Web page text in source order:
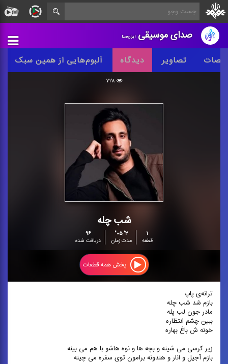
صدای موسیقیایران‌صدا
تصاویر دیدگاه آلبوم‌هایی از همین سبک
۷۲۸
شب چله
۱
قطعه
۳':۰۵"
مدت زمان
۹۶
دریافت شده
پخش همه قطعات
ترانه‌ی پاپ
بازم شد شب چله
مادر جون لب پله
ببین چشم انتظاره
خونه ش باغ بهاره
زیر کرسی می شینه و بچه ها و نوه هاشو با هم می بینه
بازم آجیل و انار و هندونه برامون توی سفره می چینه